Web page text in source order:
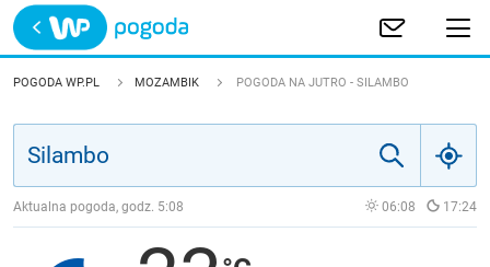
Trwa ładowanie
POLSKA
JAKOŚĆ POWIETRZA
POGODA WP.PL MOZAMBIK POGODA NA JUTRO - SILAMBO
Aktualna pogoda, godz. 5:08 06:08 17:24